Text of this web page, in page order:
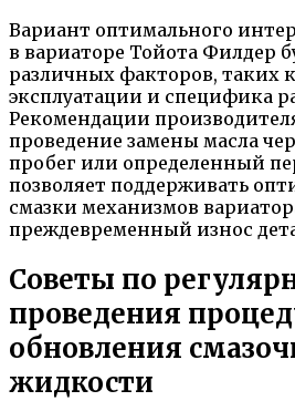
Вариант оптимального
в вариаторе Тойота Филдер
различных факторов, таких
эксплуатации и специфика
Рекомендации
проведение замены масла
пробег или определенный
позволяет поддерживать
смазки механизмов
преждевременный износ
Советы по
проведения
обновления
жидкости